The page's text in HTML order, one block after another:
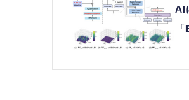
AI